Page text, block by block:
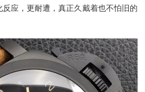
应，更耐遭，真正久戴着也不怕旧的